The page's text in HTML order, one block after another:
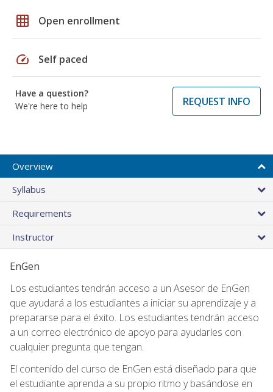
grid_on Open enrollment
speed Self paced
Have a question?
We're here to help
REQUEST INFO
Overview
Syllabus
Requirements
Instructor
EnGen
Los estudiantes tendrán acceso a un Asesor de EnGen
que ayudará a los estudiantes a iniciar su aprendizaje y a
prepararse para el éxito. Los estudiantes tendrán acceso
a un correo electrónico de apoyo para ayudarles con
cualquier pregunta que tengan.
El contenido del curso de EnGen está diseñado para que
el estudiante aprenda a su propio ritmo y basándose en